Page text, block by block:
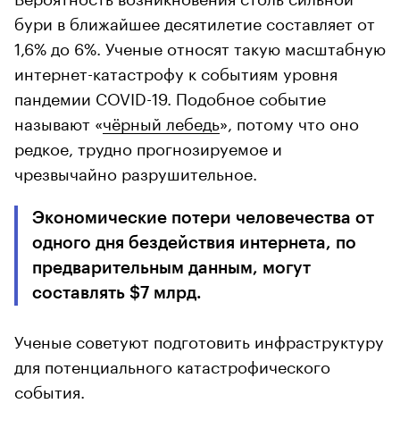
бури в ближайшее десятилетие составляет от
1,6% до 6%. Ученые относят такую масштабную
интернет-катастрофу к событиям уровня
пандемии COVID-19. Подобное событие
называют «чёрный лебедь», потому что оно
редкое, трудно прогнозируемое и
чрезвычайно разрушительное.
Экономические потери человечества от
одного дня бездействия интернета, по
предварительным данным, могут
составлять $7 млрд.
Ученые советуют подготовить инфраструктуру
для потенциального катастрофического
события.